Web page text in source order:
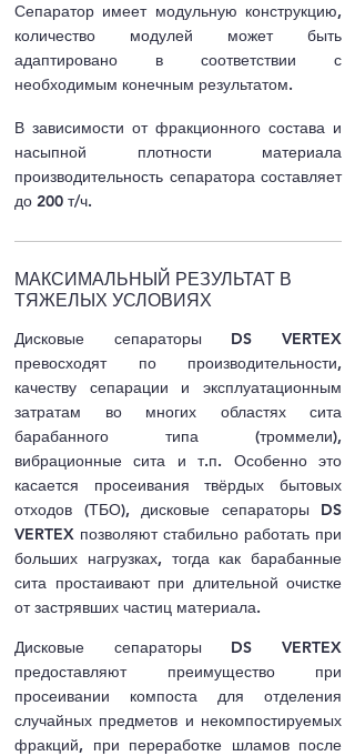
Сепаратор имеет модульную конструкцию,
количество модулей может быть
адаптировано в соответствии с
необходимым конечным результатом.
В зависимости от фракционного состава и
насыпной плотности материала
производительность сепаратора составляет
до 200 т/ч.
МАКСИМАЛЬНЫЙ РЕЗУЛЬТАТ В
ТЯЖЕЛЫХ УСЛОВИЯХ
Дисковые сепараторы DS VERTEX
превосходят по производительности,
качеству сепарации и эксплуатационным
затратам во многих областях сита
барабанного типа (троммели),
вибрационные сита и т.п. Особенно это
касается просеивания твёрдых бытовых
отходов (ТБО), дисковые сепараторы DS
VERTEX позволяют стабильно работать при
больших нагрузках, тогда как барабанные
сита простаивают при длительной очистке
от застрявших частиц материала.
Дисковые сепараторы DS VERTEX
предоставляют преимущество при
просеивании компоста для отделения
случайных предметов и некомпостируемых
фракций, при переработке шламов после